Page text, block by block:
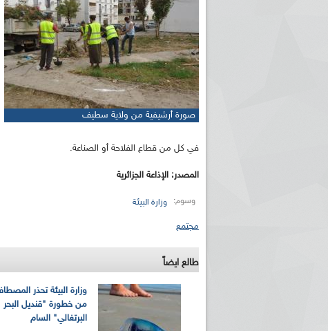
صورة أرشيفية من ولاية سطيف
في كل من قطاع الفلاحة أو الصناعة.
المصدر: الإذاعة الجزائرية
وسوم: وزارة البيئة
مجتمع
طالع ايضاً
وزارة البيئة تحذر
من خطورة "قنديل البحر
البرتغالي" السام